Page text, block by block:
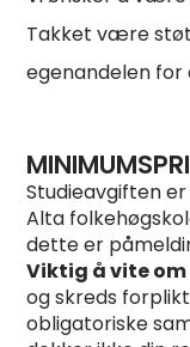
Takket være
egenandelen
Studieavgiften
Alta
dette er
Viktig å vite
og skreds
obligatoriske